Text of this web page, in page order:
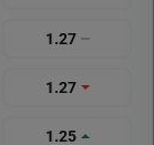
1.27
1.27
1.25